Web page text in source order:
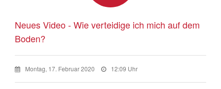
Neues Video - Wie verteidige ich mich auf dem
Boden?
Montag, 17. Februar 2020 12:09 Uhr